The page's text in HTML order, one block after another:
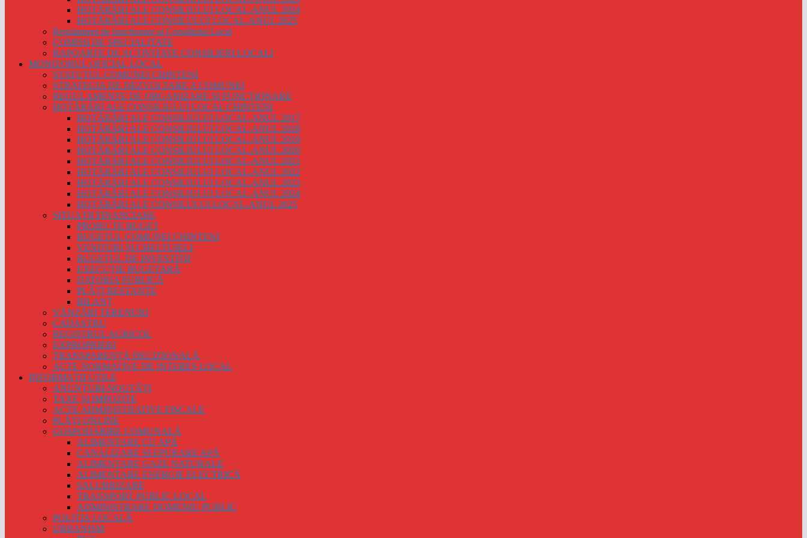
HOTĂRÂRI ALE CONSILIULUI LOCAL-ANUL 2024
HOTĂRÂRI ALE CONSILULUI LOCAL-ANUL 2025
Regulament de functionare al Consiliului Local
COMISII DE SPECIALITATE
RAPOARTE DE ACTIVITATE CONSILIERI LOCALI
MONITORUL OFICIAL LOCAL
STATUTUL COMUNEI CHINTENI
STRATEGIA DE DEZVOLTARE A COMUNEI
REGULAMENTE DE ORGANIZARE ȘI FUNCȚIONARE
HOTĂRÂRI ALE CONSILIULUI LOCAL CHINTENI
HOTĂRÂRI ALE CONSILIULUI LOCAL-ANUL 2017
HOTĂRÂRI ALE CONSILIULUI LOCAL-ANUL 2018
HOTĂRÂRI ALE CONSILIULUI LOCAL-ANUL 2019
HOTĂRÂRI ALE CONSILIULUI LOCAL-ANUL 2020
HOTĂRÂRI ALE CONSILIULUI LOCAL-ANUL 2021
HOTĂRÂRI ALE CONSILIULUI LOCAL-ANUL 2022
HOTĂRÂRI ALE CONSILIULUI LOCAL-ANUL 2023
HOTĂRÂRI ALE CONSILIULUI LOCAL-ANUL 2024
HOTĂRÂRI ALE CONSILULUI LOCAL-ANUL 2025
SITUAȚII FINANCIARE
PROIECTE BUGET
BUGETUL COMUNEI CHINTENI
VENITURI ȘI CHELTUIELI
BUGETUL DE INVESTIȚII
EXECUȚIE BUGETARĂ
DATORIA PUBLICĂ
PLĂȚI RESTANTE
BILANȚ
VÂNZĂRI TERENURI
CADASTRU
REGISTRUL AGRICOL
EXPROPRIERI
TRANSPARENȚĂ DECIZIONALĂ
ACTE NORMATIVE DE INTERES LOCAL
INFORMAȚII UTILE
ANUNȚURI-NOUTĂȚI
TAXE ȘI IMPOZITE
ACTE ADMINISTRATIVE FISCALE
PLĂȚI ONLINE
GOSPODĂRIRE COMUNALĂ
ALIMENTARE CU APĂ
CANALIZARE SI EPURARE APĂ
ALIMENTARE GAZE NATURALE
ALIMENTARE ENERGIE ELECTRICĂ
SALUBRIZARE
TRANSPORT PUBLIC LOCAL
ADMINISTRARE DOMENIU PUBLIC
POLIȚIA LOCALĂ
URBANISM